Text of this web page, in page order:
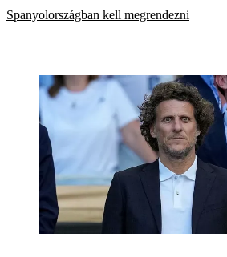
Spanyolországban kell megrendezni